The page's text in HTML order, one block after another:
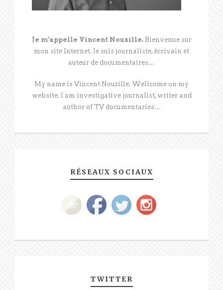
Je m’appelle Vincent Nouzille.Bienvenue sur
mon site Internet. Je suis journaliste, écrivain et
auteur de documentaires…
My name is Vincent Nouzille. Wellcome on my
website. I am investigative journalist, writer and
author of TV documentaries…
RÉSEAUX SOCIAUX
TWITTER